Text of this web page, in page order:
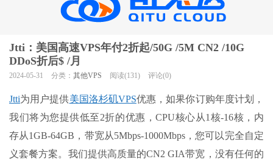
Jtti：美国高速VPS年付2折起/50G /5M CN2 /10G
DDoS折后$ /月
2024-05-31 分类： 其他VPS 阅读(131) 评论(0)
Jtti为用户提供美国洛杉矶VPS优惠，如果你订购年度计划，
我们将为您提供低至2折的优惠，CPU核心从1核-16核，内
存从1GB-64GB，带宽从5Mbps-1000Mbps，您可以完全自定
义套餐方案。我们提供高质量的CN2 GIA带宽，没有任何的